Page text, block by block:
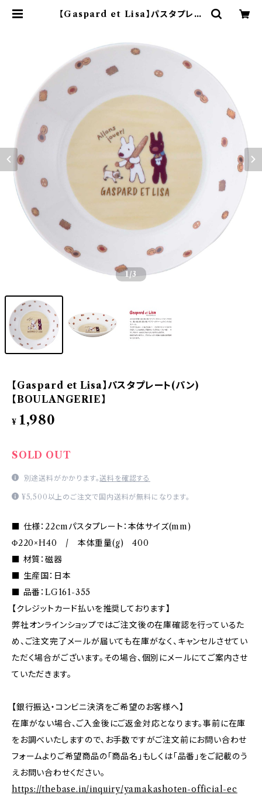
【Gaspard et Lisa】パスタプレー
公式オンラインショップ
1/3
【Gaspard et Lisa】パスタプレート(パン)
【BOULANGERIE】
¥ 1,980
SOLD OUT
別途送料がかかります。送料を確認する
¥5,500以上のご注文で国内送料が無料になります。
■ 仕様：22cmパスタプレート：本体サイズ(mm)
Φ220×H40 / 本体重量(g) 400
■ 材質：磁器
■ 生産国：日本
■ 品番：LG161-355
【クレジットカード払いを推奨しております】
弊社オンラインショップではご注文後の在庫確認を行っているた
め、ご注文完了メールが届いても在庫がなく、キャンセルさせてい
ただく場合がございます。その場合、個別にメールにてご案内させ
ていただきます。
【銀行振込・コンビニ決済をご希望のお客様へ】
在庫がない場合、ご入金後にご返金対応となります。事前に在庫
をお調べいたしますので、お手数ですがご注文前にお問い合わせ
フォームよりご希望商品の「商品名」もしくは「品番」をご記載のう
えお問い合わせください。
https://thebase.in/inquiry/yamakashoten-official-ec